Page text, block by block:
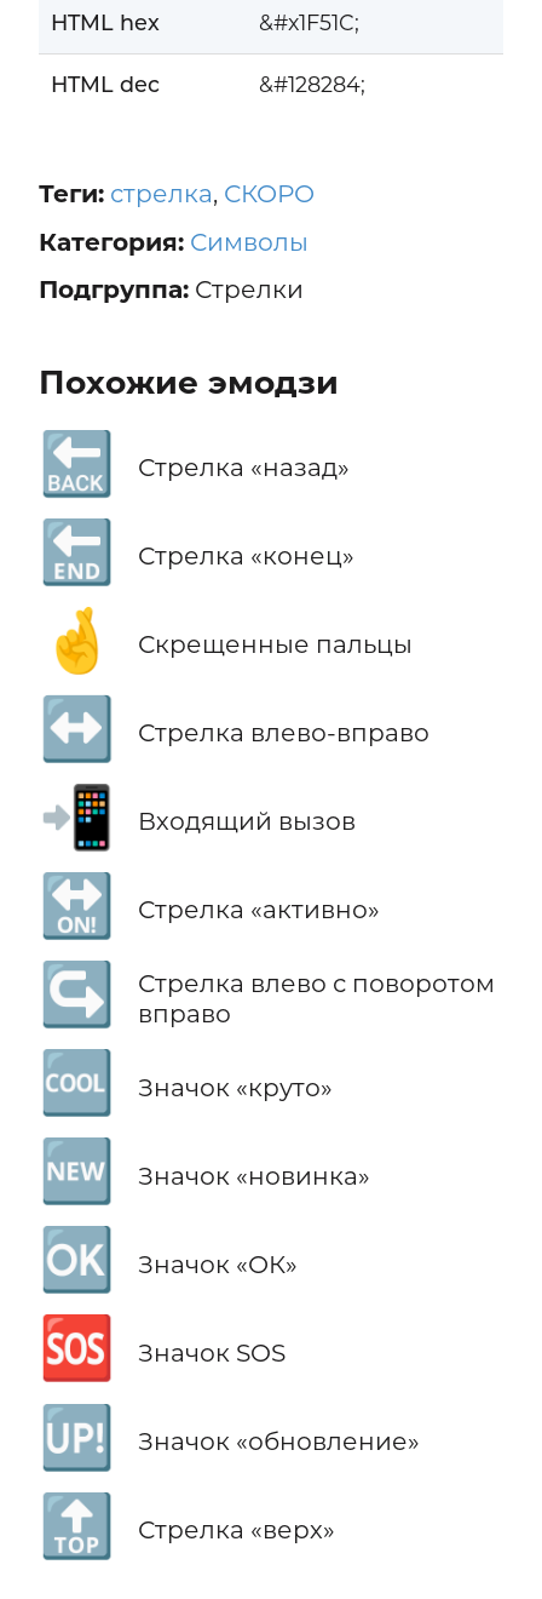
HTML hex &#x1F51C;
HTML dec &#128284;
Теги: стрелка, СКОРО
Категория: Символы
Подгруппа:Стрелки
Похожие эмодзи
🔙 Стрелка «назад»
🔚 Стрелка «конец»
🤞 Скрещенные пальцы
↔️ Стрелка влево-вправо
📲 Входящий вызов
🔛 Стрелка «активно»
↪️
Стрелка влево с поворотом
вправо
🆒 Значок «круто»
🆕 Значок «новинка»
🆗 Значок «ОК»
🆘 Значок SOS
🆙 Значок «обновление»
🔝 Стрелка «верх»